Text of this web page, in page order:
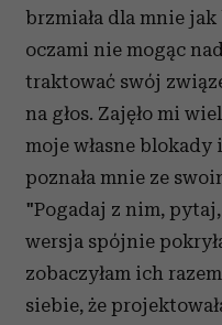
brzmiała dla mnie
oczami nie mogąc
traktować swój
na głos. Zajęło mi
moje własne blokady
poznała mnie ze
"Pogadaj z nim,
wersja spójnie
zobaczyłam ich
siebie, że